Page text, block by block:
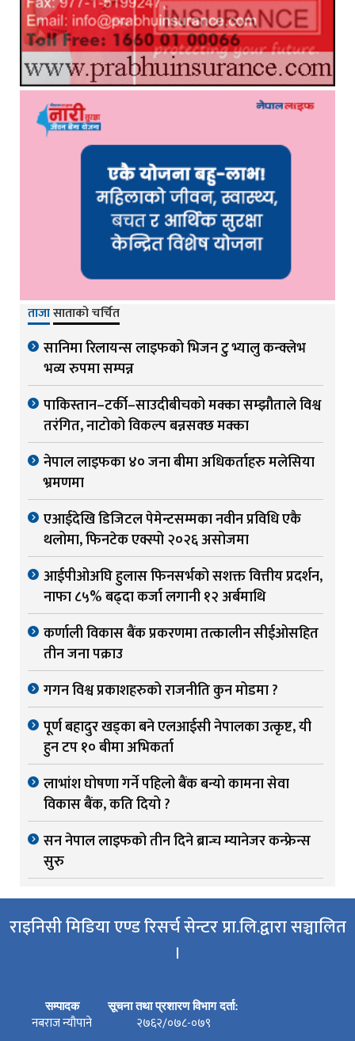
ताजासाताको चर्चित
सानिमा रिलायन्स लाइफको भिजन टु भ्यालु कन्क्लेभ
भव्य रुपमा सम्पन्न
पाकिस्तान–टर्की–साउदीबीचको मक्का सम्झौताले विश्व
तरंगित, नाटोको विकल्प बन्नसक्छ मक्का
नेपाल लाइफका ४० जना बीमा अधिकर्ताहरु मलेसिया
भ्रमणमा
एआईदेखि डिजिटल पेमेन्टसम्मका नवीन प्रविधि एकै
थलोमा, फिनटेक एक्स्पो २०२६ असोजमा
आईपीओअघि हुलास फिनसर्भको सशक्त वित्तीय प्रदर्शन,
नाफा ८५% बढ्दा कर्जा लगानी १२ अर्बमाथि
कर्णाली विकास बैंक प्रकरणमा तत्कालीन सीईओसहित
तीन जना पक्राउ
गगन विश्व प्रकाशहरुको राजनीति कुन मोडमा ?
पूर्ण बहादुर खड्का बने एलआईसी नेपालका उत्कृष्ट, यी
हुन टप १० बीमा अभिकर्ता
लाभांश घोषणा गर्ने पहिलो बैंक बन्यो कामना सेवा
विकास बैंक, कति दियो ?
सन नेपाल लाइफको तीन दिने ब्रान्च म्यानेजर कन्फ्रेन्स
सुरु
राइनिसी मिडिया एण्ड रिसर्च सेन्टर प्रा.लि.द्वारा सञ्चालित
।
सम्पादक
नबराज न्यौपाने
सूचना तथा प्रशारण विभाग दर्ता:
२७६२/०७८-०७९